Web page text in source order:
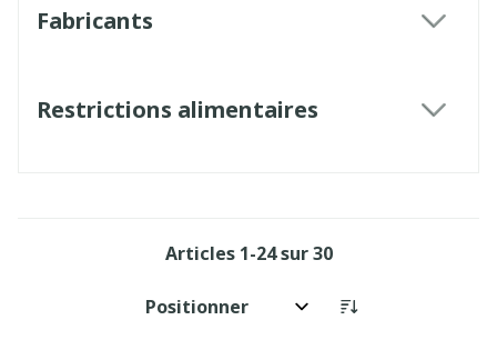
Fabricants
Restrictions alimentaires
Articles 1-24sur30
Trier par: